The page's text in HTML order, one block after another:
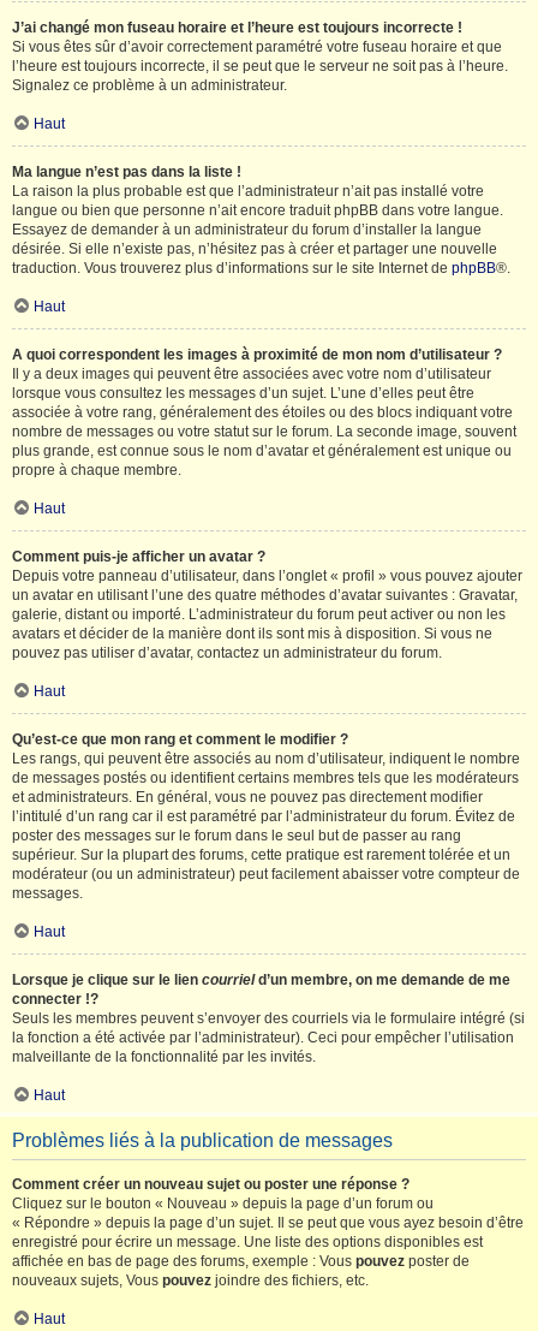
J’ai changé mon fuseau horaire et l’heure est toujours incorrecte !
Si vous êtes sûr d’avoir correctement paramétré votre fuseau horaire et que
l’heure est toujours incorrecte, il se peut que le serveur ne soit pas à l’heure.
Signalez ce problème à un administrateur.
Haut
Ma langue n’est pas dans la liste !
La raison la plus probable est que l’administrateur n’ait pas installé votre
langue ou bien que personne n’ait encore traduit phpBB dans votre langue.
Essayez de demander à un administrateur du forum d’installer la langue
désirée. Si elle n’existe pas, n’hésitez pas à créer et partager une nouvelle
traduction. Vous trouverez plus d’informations sur le site Internet de phpBB®.
Haut
A quoi correspondent les images à proximité de mon nom d’utilisateur ?
Il y a deux images qui peuvent être associées avec votre nom d’utilisateur
lorsque vous consultez les messages d’un sujet. L’une d’elles peut être
associée à votre rang, généralement des étoiles ou des blocs indiquant votre
nombre de messages ou votre statut sur le forum. La seconde image, souvent
plus grande, est connue sous le nom d’avatar et généralement est unique ou
propre à chaque membre.
Haut
Comment puis-je afficher un avatar ?
Depuis votre panneau d’utilisateur, dans l’onglet « profil » vous pouvez ajouter
un avatar en utilisant l’une des quatre méthodes d’avatar suivantes : Gravatar,
galerie, distant ou importé. L’administrateur du forum peut activer ou non les
avatars et décider de la manière dont ils sont mis à disposition. Si vous ne
pouvez pas utiliser d’avatar, contactez un administrateur du forum.
Haut
Qu’est-ce que mon rang et comment le modifier ?
Les rangs, qui peuvent être associés au nom d’utilisateur, indiquent le nombre
de messages postés ou identifient certains membres tels que les modérateurs
et administrateurs. En général, vous ne pouvez pas directement modifier
l’intitulé d’un rang car il est paramétré par l’administrateur du forum. Évitez de
poster des messages sur le forum dans le seul but de passer au rang
supérieur. Sur la plupart des forums, cette pratique est rarement tolérée et un
modérateur (ou un administrateur) peut facilement abaisser votre compteur de
messages.
Haut
Lorsque je clique sur le lien courrield’un membre, on me demande de me
connecter !?
Seuls les membres peuvent s’envoyer des courriels via le formulaire intégré (si
la fonction a été activée par l’administrateur). Ceci pour empêcher l’utilisation
malveillante de la fonctionnalité par les invités.
Haut
Problèmes liés à la publication de messages
Comment créer un nouveau sujet ou poster une réponse ?
Cliquez sur le bouton « Nouveau » depuis la page d’un forum ou
« Répondre » depuis la page d’un sujet. Il se peut que vous ayez besoin d’être
enregistré pour écrire un message. Une liste des options disponibles est
affichée en bas de page des forums, exemple : Vous pouvez poster de
nouveaux sujets, Vous pouvez joindre des fichiers, etc.
Haut